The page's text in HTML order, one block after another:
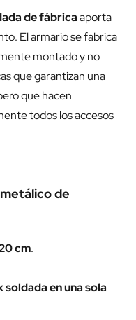
de fábricaaporta
El armario se fabrica
montado y no
que garantizan una
que hacen
todos los accesos
de
cm.
en una sola